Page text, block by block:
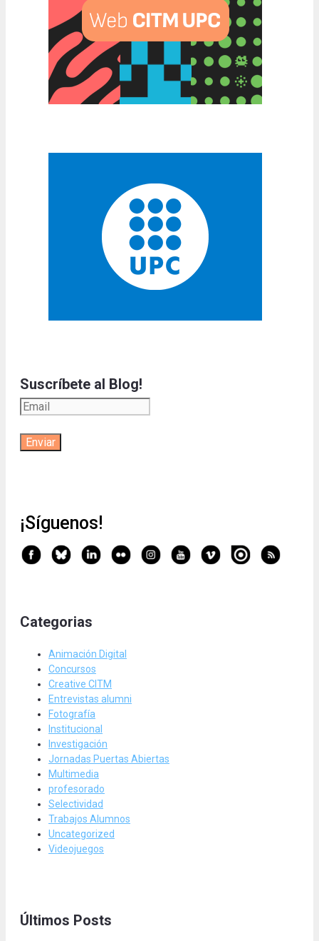
Suscríbete al Blog!
¡Síguenos!
Categorias
Animación Digital
Concursos
Creative CITM
Entrevistas alumni
Fotografía
Institucional
Investigación
Jornadas Puertas Abiertas
Multimedia
profesorado
Selectividad
Trabajos Alumnos
Uncategorized
Videojuegos
Últimos Posts